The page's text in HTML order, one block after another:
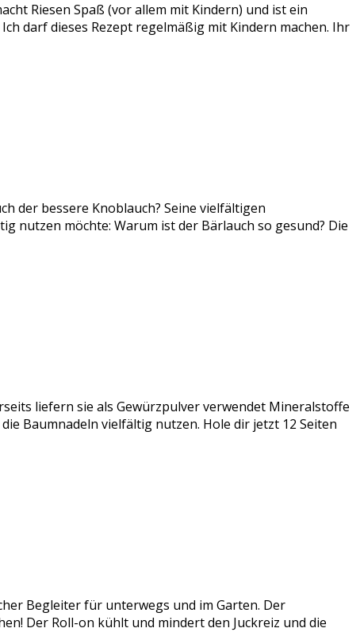
Riesen Spaß (vor allem mit Kindern) und ist ein
darf dieses Rezept regelmäßig mit Kindern machen. Ihr
der bessere Knoblauch? Seine vielfältigen
nutzen möchte: Warum ist der Bärlauch so gesund? Die
liefern sie als Gewürzpulver verwendet Mineralstoffe
Baumnadeln vielfältig nutzen. Hole dir jetzt 12 Seiten
Begleiter für unterwegs und im Garten. Der
Der Roll-on kühlt und mindert den Juckreiz und die